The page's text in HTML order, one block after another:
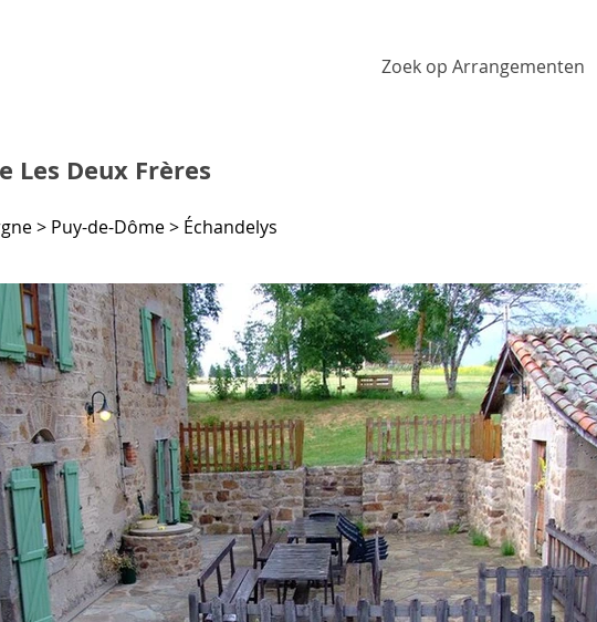
Zoek op Arrangementen
Les Deux Frères
> Puy-de-Dôme > Échandelys